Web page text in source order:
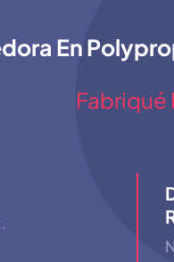
En
Fabriqué